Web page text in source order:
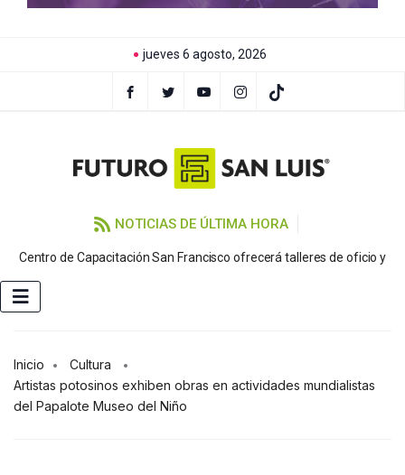
jueves 6 agosto, 2026
NOTICIAS DE ÚLTIMA HORA
Centro de Capacitación San Francisco ofrecerá talleres de oficio y
Inicio
Cultura
Artistas potosinos exhiben obras en actividades mundialistas
del Papalote Museo del Niño